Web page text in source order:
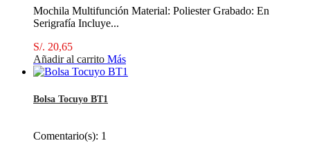
Mochila Multifunción Material: Poliester Grabado: En
Serigrafía Incluye...
S/. 20,65
Añadir al carrito Más
Bolsa Tocuyo BT1
Comentario(s): 1